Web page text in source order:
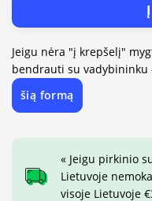
Jeigu nėra "į krepšelį"
bendrauti su vadybininku
šią formą
« Jeigu pirkinio
Lietuvoje
visoje Lietuvoje